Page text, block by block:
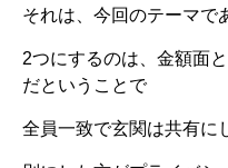
それは、今回のテーマで
2つにするのは、金額面
だということで
全員一致で玄関は共有に